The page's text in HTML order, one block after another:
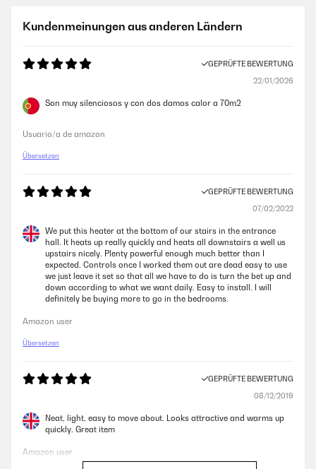
Kundenmeinungen aus anderen Ländern
GEPRÜFTE BEWERTUNG
22/01/2026
Son muy silenciosos y con dos damos calor a 70m2
Usuario/a de amazon
Übersetzen
GEPRÜFTE BEWERTUNG
07/02/2022
We put this heater at the bottom of our stairs in the entrance
hall. It heats up really quickly and heats all downstairs a well us
upstairs nicely. Plenty powerful enough much better than I
expected. Controls once I worked them out are dead easy to use
we just leave it set so that all we have to do is turn the bet up and
down according to what we want daily. Easy to install. I will
definitely be buying more to go in the bedrooms.
Amazon user
Übersetzen
GEPRÜFTE BEWERTUNG
08/12/2019
Neat, light, easy to move about. Looks attractive and warms up
quickly. Great item
Amazon user